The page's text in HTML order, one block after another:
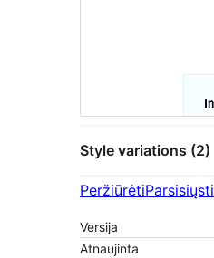
Style variations (2)
PeržiūrėtiParsisiųsti
Versija
Atnaujinta